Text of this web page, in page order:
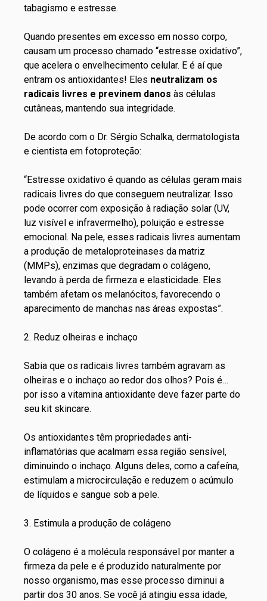
tabagismo e estresse.
Quando presentes em excesso em nosso corpo,
causam um processo chamado “estresse oxidativo”,
que acelera o envelhecimento celular. E é aí que
entram os antioxidantes! Eles neutralizam os
radicais livres e previnem danos às células
cutâneas, mantendo sua integridade.
De acordo com o Dr. Sérgio Schalka, dermatologista
e cientista em fotoproteção:
“Estresse oxidativo é quando as células geram mais
radicais livres do que conseguem neutralizar. Isso
pode ocorrer com exposição à radiação solar (UV,
luz visível e infravermelho), poluição e estresse
emocional. Na pele, esses radicais livres aumentam
a produção de metaloproteinases da matriz
(MMPs), enzimas que degradam o colágeno,
levando à perda de firmeza e elasticidade. Eles
também afetam os melanócitos, favorecendo o
aparecimento de manchas nas áreas expostas”.
2. Reduz olheiras e inchaço
Sabia que os radicais livres também agravam as
olheiras e o inchaço ao redor dos olhos? Pois é…
por isso a vitamina antioxidante deve fazer parte do
seu kit skincare.
Os antioxidantes têm propriedades anti-
inflamatórias que acalmam essa região sensível,
diminuindo o inchaço. Alguns deles, como a cafeína,
estimulam a microcirculação e reduzem o acúmulo
de líquidos e sangue sob a pele.
3. Estimula a produção de colágeno
O colágeno é a molécula responsável por manter a
firmeza da pele e é produzido naturalmente por
nosso organismo, mas esse processo diminui a
partir dos 30 anos. Se você já atingiu essa idade,